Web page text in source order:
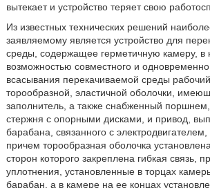
вытекает и устройство теряет свою
Из известных технических решений
заявляемому является устройство для
среды, содержащее герметичную камеру, в
возможностью совместного и
всасывания перекачиваемой среды
торообразной, эластичной оболочки,
заполнитель, а также снабженный
стержня с опорными дисками, и привод,
барабана, связанного с
причем торообразная оболочка
сторон которого закреплена гибкая связь,
уплотнения, установленные в торцах
барабан, а в камере на ее концах